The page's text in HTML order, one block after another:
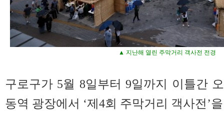
▲ 지난해 열린 주막거리 객사전 전경
구로구가 5월 8일부터 9일까지 이틀간
동역 광장에서 ‘제4회 주막거리 객사전’